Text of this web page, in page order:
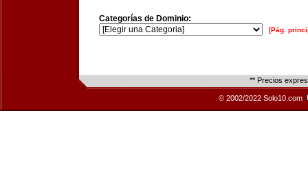
Categorías de Dominio:
[Pág.
** Precios
© 2002/2022 Solo10.com